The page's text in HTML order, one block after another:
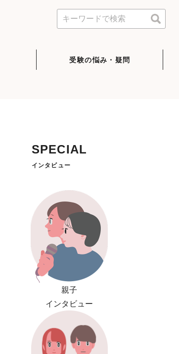
受験の悩み・疑問
SPECIAL
インタビュー
親子
インタビュー